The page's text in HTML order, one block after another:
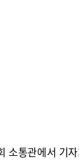
소통관에서 기